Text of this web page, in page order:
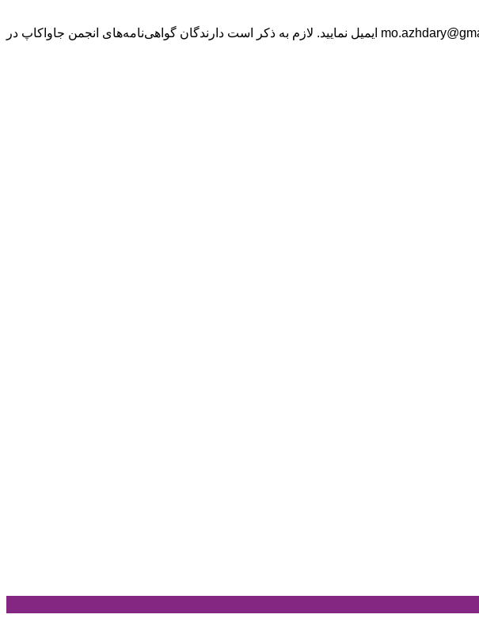
ایمیل نمایید. لازم به ذکر است دارندگان گواهی‌نامه‌های انجمن جاواکاپ در